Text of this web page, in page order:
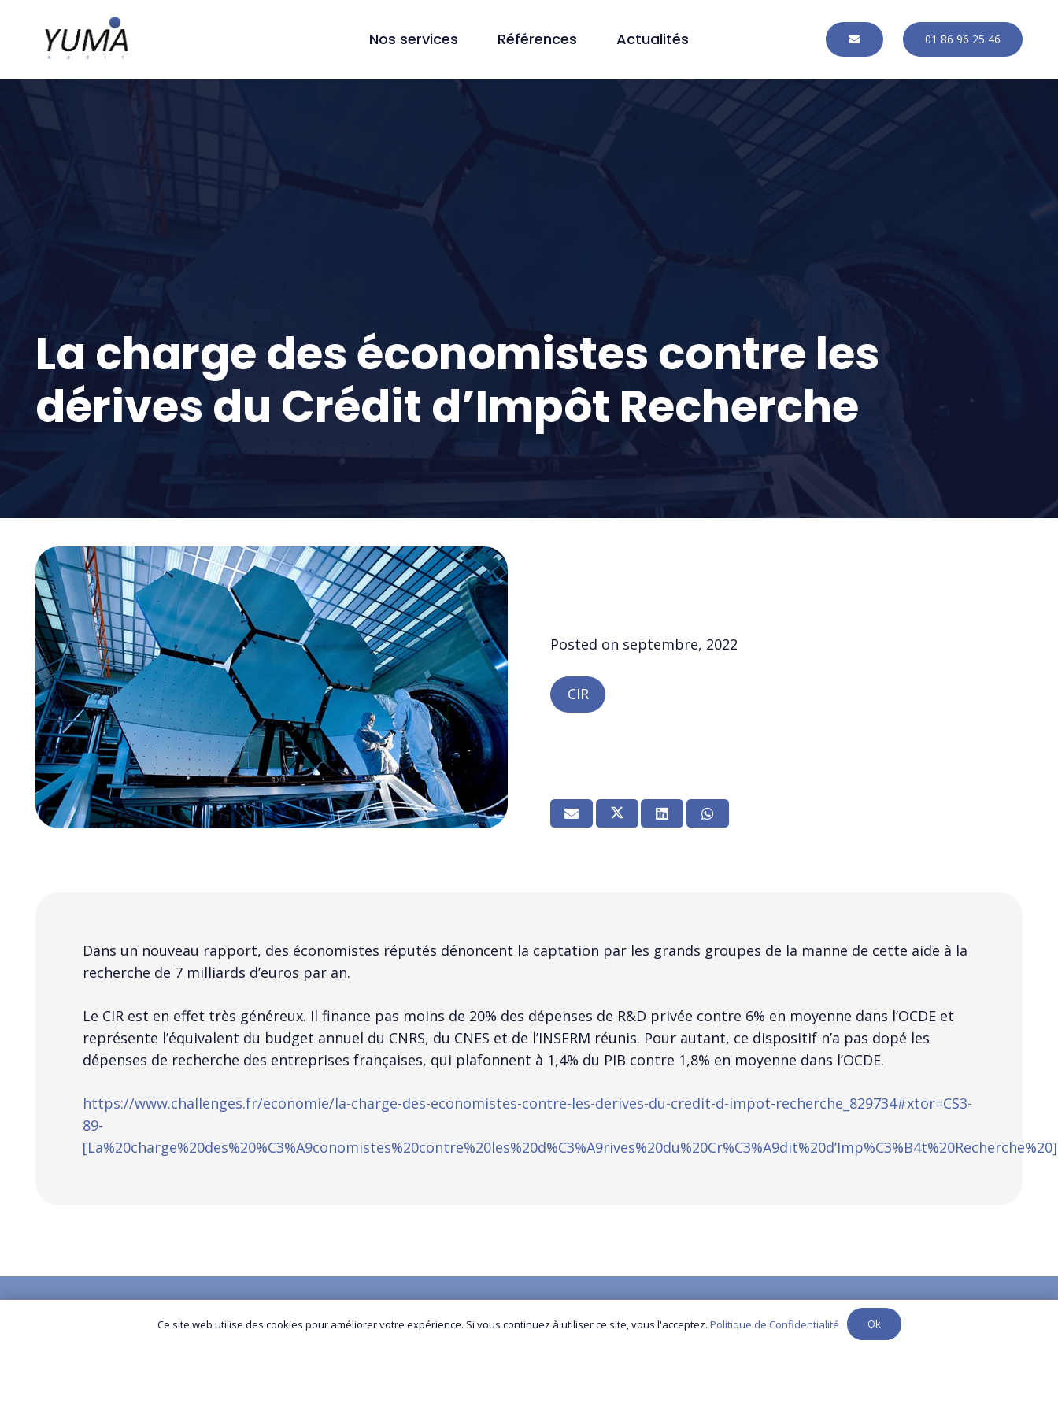
Nos services Références Actualités 01 86 96 25 46
La charge des économistes contre les
dérives du Crédit d’Impôt Recherche
Posted on septembre, 2022
CIR
Dans un nouveau rapport, des économistes réputés dénoncent la captation par les grands groupes de la manne de cette aide à la
recherche de 7 milliards d’euros par an.
Le CIR est en effet très généreux. Il finance pas moins de 20% des dépenses de R&D privée contre 6% en moyenne dans l’OCDE et
représente l’équivalent du budget annuel du CNRS, du CNES et de l’INSERM réunis. Pour autant, ce dispositif n’a pas dopé les
dépenses de recherche des entreprises françaises, qui plafonnent à 1,4% du PIB contre 1,8% en moyenne dans l’OCDE.
https://www.challenges.fr/economie/la-charge-des-economistes-contre-les-derives-du-credit-d-impot-recherche_829734#xtor=CS3-
89-
[La%20charge%20des%20%C3%A9conomistes%20contre%20les%20d%C3%A9rives%20du%20Cr%C3%A9dit%20d’Imp%C3%B4t%20Recherche%20]
01 86 96 25 46 contact@yuma-audit.com
Ce site web utilise des cookies pour améliorer votre expérience. Si vous continuez à utiliser ce site, vous l'acceptez. Politique de Confidentialité Ok